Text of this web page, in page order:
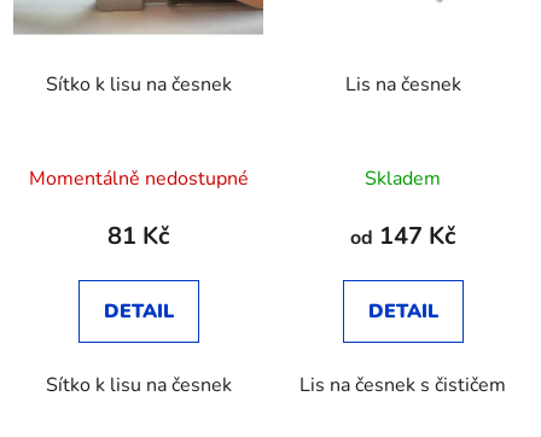
Sítko k lisu na česnek
hodnocení
produktu
3,8
z
hvězdiček.
Momentálně nedostupné
81 Kč
DETAIL
Sítko k lisu na česnek
Lis na česnek
Skladem
od 147 Kč
DETAIL
Lis na česnek s čističem